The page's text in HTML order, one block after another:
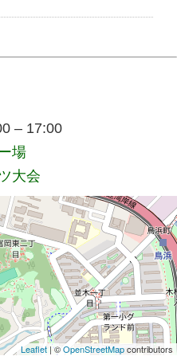
– 17:00
場
大会
Leaflet | ©OpenStreetMapcontributors